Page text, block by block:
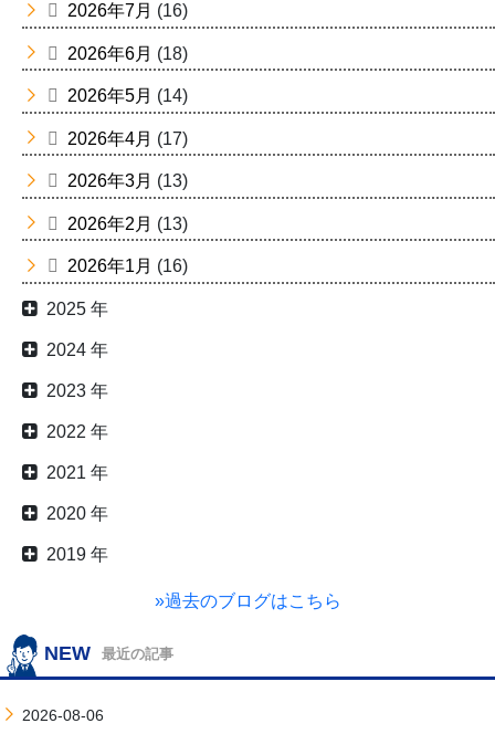
2026年7月 (16)
2026年6月 (18)
2026年5月 (14)
2026年4月 (17)
2026年3月 (13)
2026年2月 (13)
2026年1月 (16)
2025 年
2024 年
2023 年
2022 年
2021 年
2020 年
2019 年
»過去のブログはこちら
NEW 最近の記事
2026-08-06